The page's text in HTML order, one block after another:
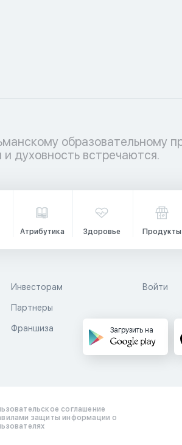
и духовность встречаются.
Атрибутика Здоровье Продукты
Инвесторам
Партнеры
Франшиза
Войти
Загрузить на
соглашение
защиты информации о